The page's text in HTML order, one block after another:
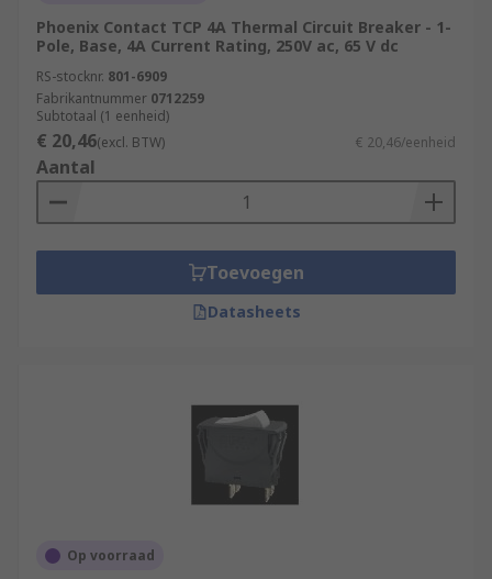
Phoenix Contact TCP 4A Thermal Circuit Breaker - 1-
Pole, Base, 4A Current Rating, 250V ac, 65 V dc
RS-stocknr. 801-6909
Fabrikantnummer 0712259
Subtotaal (1 eenheid)
€ 20,46(excl. BTW) € 20,46/eenheid
Aantal
Toevoegen
Datasheets
Op voorraad